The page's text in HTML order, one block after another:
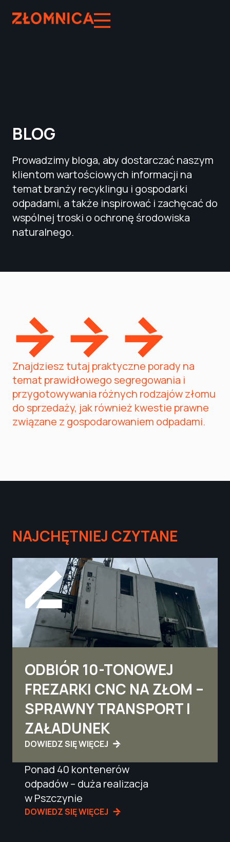
BLOG
Prowadzimy bloga, aby dostarczać naszym
klientom wartościowych informacji na
temat branży recyklingu i gospodarki
odpadami, a także inspirować i zachęcać do
wspólnej troski o ochronę środowiska
naturalnego.
Znajdziesz tutaj praktyczne porady na
temat prawidłowego segregowania i
przygotowywania różnych rodzajów złomu
do sprzedaży, jak również kwestie prawne
związane z gospodarowaniem odpadami.
NAJCHĘTNIEJ CZYTANE
ODBIÓR 10-TONOWEJ
FREZARKI CNC NA ZŁOM –
SPRAWNY TRANSPORT I
ZAŁADUNEK
DOWIEDZ SIĘ WIĘCEJ
Ponad 40 kontenerów
odpadów – duża realizacja
w Pszczynie
DOWIEDZ SIĘ WIĘCEJ